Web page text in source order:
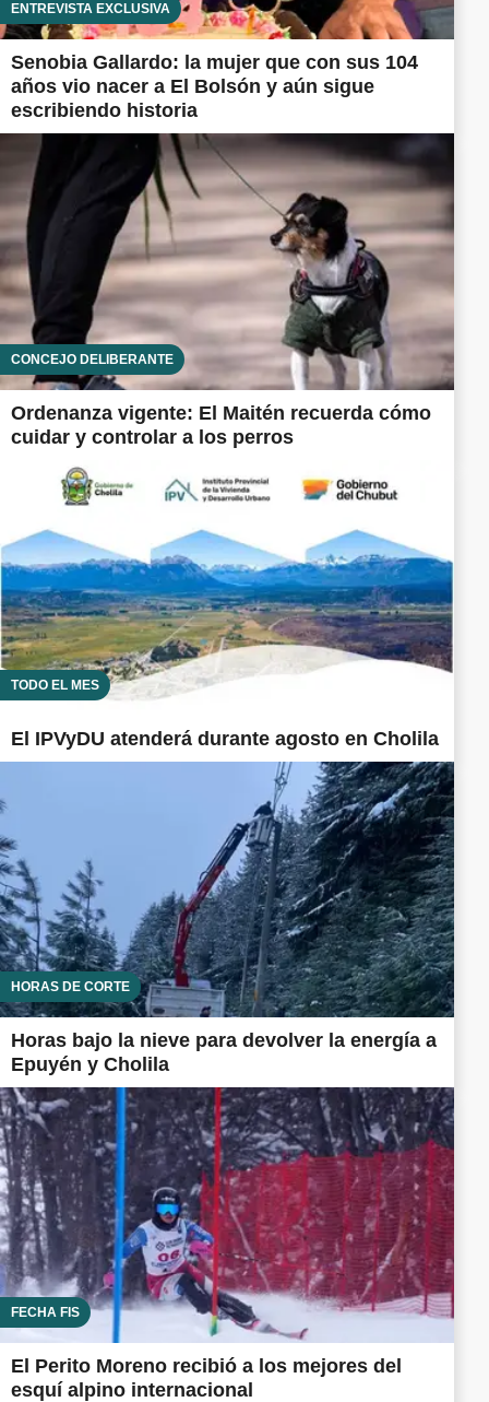
ENTREVISTA EXCLUSIVA
Senobia Gallardo: la mujer que con sus 104
años vio nacer a El Bolsón y aún sigue
escribiendo historia
CONCEJO DELIBERANTE
Ordenanza vigente: El Maitén recuerda cómo
cuidar y controlar a los perros
TODO EL MES
El IPVyDU atenderá durante agosto en Cholila
HORAS DE CORTE
Horas bajo la nieve para devolver la energía a
Epuyén y Cholila
FECHA FIS
El Perito Moreno recibió a los mejores del
esquí alpino internacional